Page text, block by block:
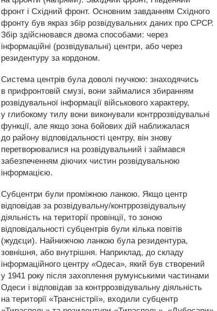
фронт і Східний фронт. Основним завданням Східного
фронту був якраз збір розвідувальних даних про СРСР.
Збір здійснювався двома способами: через
інформаційні (розвідувальні) центри, або через
резидентуру за кордоном.
Система центрів була доволі гнучкою: знаходячись
в прифронтовій смузі, вони займалися збиранням
розвідувальної інформації військового характеру,
у глибокому тилу вони виконували контррозвідувальні
функції, але якщо зона бойових дій наближалася
до району відповідальності центру, він знову
перетворювалися на розвідувальний і займався
забезпеченням діючих чистин розвідувальною
інформацією.
Субцентри були проміжною ланкою. Якщо центр
відповідав за розвідувальну/контррозвідувальну
діяльність на території провінції, то зоною
відповідальності субцентрів були кілька повітів
(жудєци). Найнижчою ланкою була резидентура,
зовнішня, або внутрішня. Наприклад, до складу
інформаційного центру «Одеса», який був створений
у 1941 року після захоплення румунськими частинами
Одеси і відповідав за контррозвідувальну діяльність
на території «Трансністрії», входили субцентр